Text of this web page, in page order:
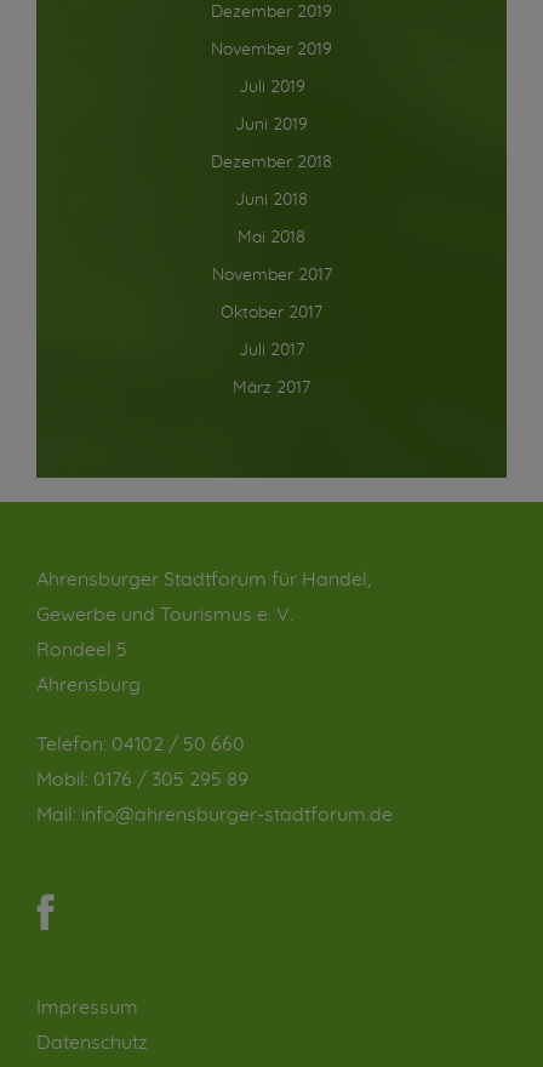
Dezember 2019
November 2019
Juli 2019
Juni 2019
Dezember 2018
Juni 2018
Mai 2018
November 2017
Oktober 2017
Juli 2017
März 2017
Ahrensburger Stadtforum für Handel,
Gewerbe und Tourismus e. V.
Rondeel 5
Ahrensburg
Telefon: 04102 / 50 660
Mobil: 0176 / 305 295 89
Mail: info@ahrensburger-stadtforum.de
Impressum
Datenschutz